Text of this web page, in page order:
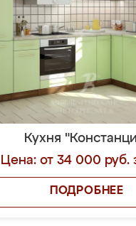
Кухня
Цена: от 34 000 руб.
ПОДРОБНЕЕ